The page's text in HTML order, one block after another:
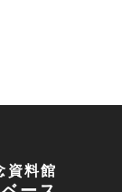
資料館